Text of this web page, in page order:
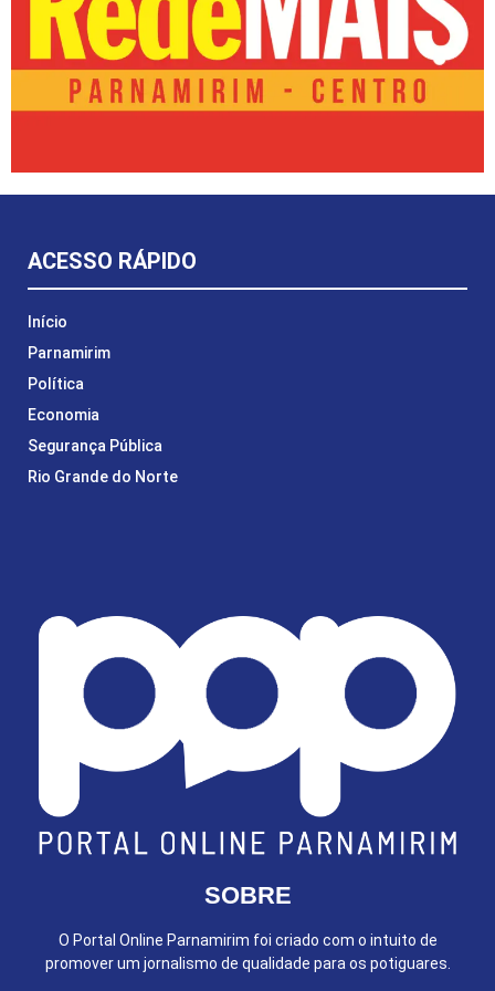
ACESSO RÁPIDO
Início
Parnamirim
Política
Economia
Segurança Pública
Rio Grande do Norte
SOBRE
O Portal Online Parnamirim foi criado com o intuito de
promover um jornalismo de qualidade para os potiguares.